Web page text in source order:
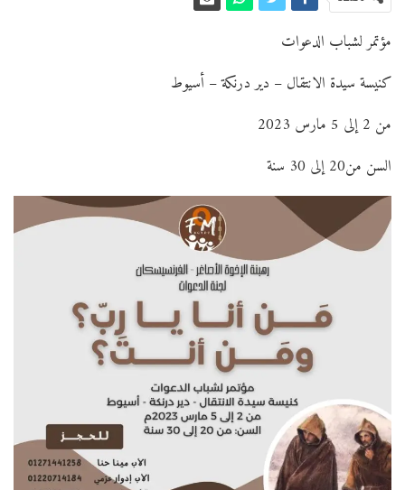
مؤتمر لشباب الدعوات
كنيسة سيدة الانتقال – دير درنكة – أسيوط
من 2 إلى 5 مارس 2023
السن من20 إلى 30 سنة